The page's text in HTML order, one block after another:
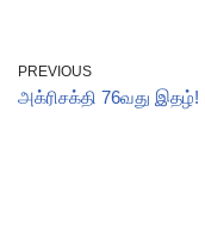
PREVIOUS
அக்ரிசக்தி 76வது இதழ்!